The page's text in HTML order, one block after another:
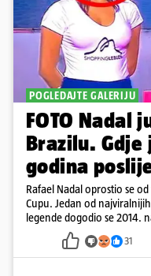
POGLEDAJTE GALERIJU
FOTO Nadal
Brazilu. Gdje
godina
Rafael Nadal oprostio se
Cupu. Jedan od
legende dogodio se 2014.
pažnju odvlačila ljepotica
31